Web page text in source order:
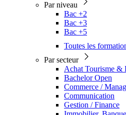
Par niveau
Bac +2
Bac +3
Bac +5
Toutes les
Par secteur
Achat Tourisme &
Bachelor Open
Commerce /
Communication
Gestion / Finance